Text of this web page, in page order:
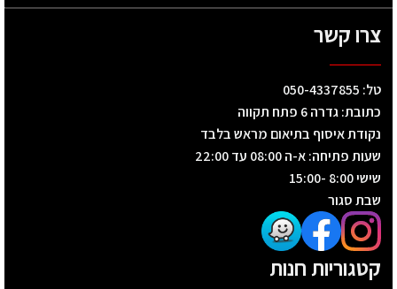
צרו קשר
טל: 050-4337855
כתובת: גדרה 6 פתח תקווה
נקודת איסוף בתיאום מראש בלבד
שעות פתיחה: א-ה 08:00 עד 22:00
שישי 8:00 -15:00
שבת סגור
קטגוריות חנות